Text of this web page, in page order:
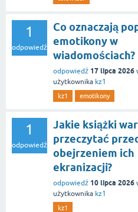
1
odpowiedź
Co oznaczają
emotikony w
wiadomościach?
odpowiedź 17 lipca 2026
użytkownika kz1
kz1 emotikony
1
odpowiedź
Jakie książki
przeczytać
obejrzeniem ich
ekranizacji?
odpowiedź 10 lipca 2026
użytkownika kz1
kz1